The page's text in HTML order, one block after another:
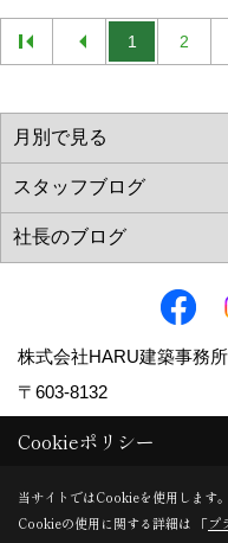
1 2
株式会社HARU建築事務所
〒603-8132
FAX：075-411-9332
＜営業時間＞9:00～
Cookieポリシー
当サイトではCookieを使用します。
Cookieの使用に関する詳細は 「プ